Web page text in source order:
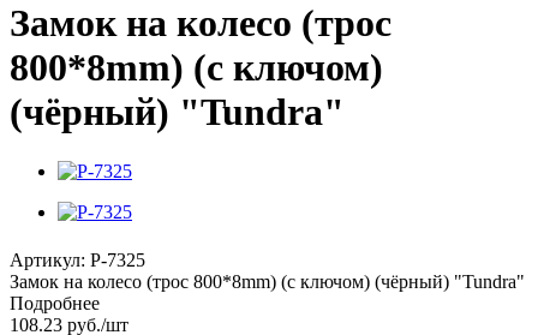
Замок на колесо (трос
800*8mm) (с ключом)
(чёрный) "Tundra"
Артикул: P-7325
Замок на колесо (трос 800*8mm) (с ключом) (чёрный) "Tundra"
Подробнее
108.23 руб./шт